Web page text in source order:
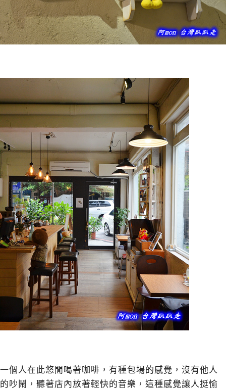
一個人在此悠閒喝著咖啡，有種包場的感覺，沒有他人
的吵鬧，聽著店內放著輕快的音樂，這種感覺讓人挺愉